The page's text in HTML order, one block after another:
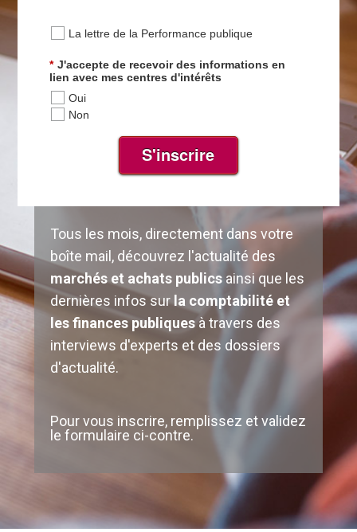
Tous les mois, directement dans votre
boîte mail, découvrez l'actualité des
marchés et achats publicsainsi que les
dernières infos sur la comptabilité et
les finances publiquesà travers des
interviews d'experts et des dossiers
d'actualité.
Pour vous inscrire, remplissez et validez
le formulaire ci-contre.
La lettre de la Performance publique
* J'accepte de recevoir des informations en
lien avec mes centres d'intérêts
Oui
Non
S'inscrire